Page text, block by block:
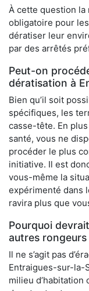
À cette question la
obligatoire pour
dératiser leur
par des arrêtés
Peut-on
dératisation à
Bien qu’il soit
spécifiques, les
casse-tête. En
santé, vous ne
procéder le plus
initiative. Il est
vous-même la
expérimenté dans
ravira plus que
Pourquoi
autres rongeurs
Il ne s’agit pas
Entraigues-sur-la-
milieu d’habitation